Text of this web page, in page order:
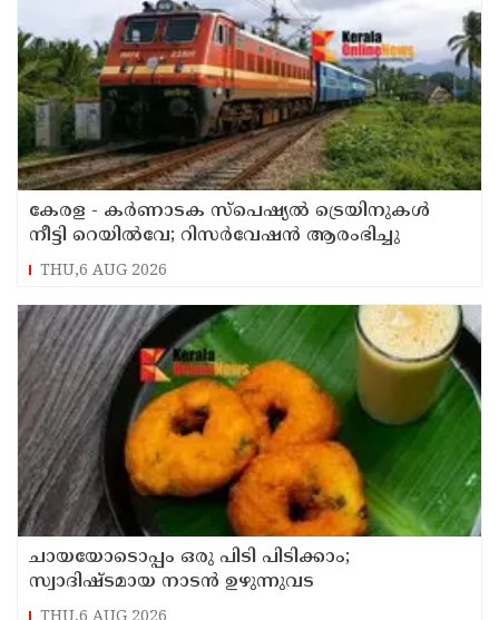
കേരള - കര്‍ണാടക സ്പെഷ്യല്‍ ട്രെയിനുകള്‍
നീട്ടി റെയില്‍വേ; റിസര്‍വേഷൻ ആരംഭിച്ചു
THU,6 AUG 2026
ചായയോടൊപ്പം ഒരു പിടി പിടിക്കാം;
സ്വാദിഷ്ടമായ നാടൻ ഉഴുന്നുവട